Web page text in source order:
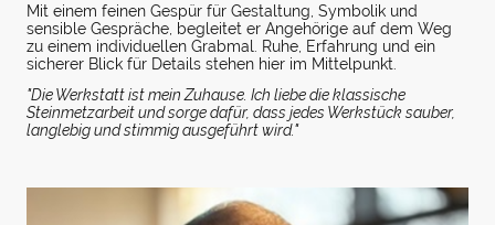
Mit einem feinen Gespür für Gestaltung, Symbolik und
sensible Gespräche, begleitet er Angehörige auf dem Weg
zu einem individuellen Grabmal. Ruhe, Erfahrung und ein
sicherer Blick für Details stehen hier im Mittelpunkt.
"Die Werkstatt ist mein Zuhause. Ich liebe die klassische
Steinmetzarbeit und sorge dafür, dass jedes Werkstück sauber,
langlebig und stimmig ausgeführt wird."